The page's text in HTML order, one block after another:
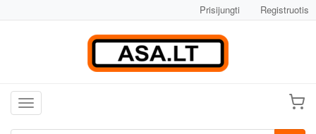
Prisijungti Registruotis
Toggle navigation